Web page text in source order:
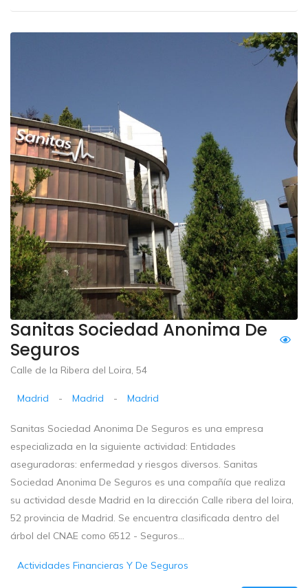
Sanitas Sociedad Anonima De
Seguros
Calle de la Ribera del Loira, 54
Madrid - Madrid - Madrid
Sanitas Sociedad Anonima De Seguros es una empresa
especializada en la siguiente actividad: Entidades
aseguradoras: enfermedad y riesgos diversos. Sanitas
Sociedad Anonima De Seguros es una compañía que realiza
su actividad desde Madrid en la dirección Calle ribera del loira,
52 provincia de Madrid. Se encuentra clasificada dentro del
árbol del CNAE como 6512 - Seguros...
Actividades Financieras Y De Seguros